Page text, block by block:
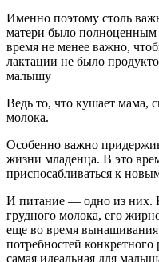
Именно поэтому столь
матери было
время не менее важно,
лактации не было
малышу
Ведь то, что кушает мама,
молока.
Особенно важно
жизни младенца. В это
приспосабливаться к
И питание — одно из них.
грудного молока, его
еще во время вынашивания
потребностей
самая идеальная для